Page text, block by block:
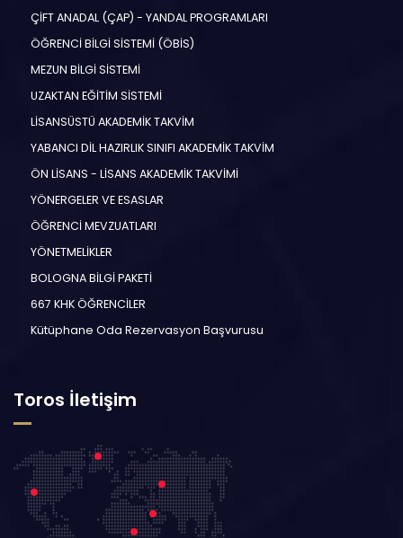
ÇİFT ANADAL (ÇAP) - YANDAL PROGRAMLARI
ÖĞRENCİ BİLGİ SİSTEMİ (ÖBİS)
MEZUN BİLGİ SİSTEMİ
UZAKTAN EĞİTİM SİSTEMİ
LİSANSÜSTÜ AKADEMİK TAKVİM
YABANCI DİL HAZIRLIK SINIFI AKADEMİK TAKVİM
ÖN LİSANS - LİSANS AKADEMİK TAKVİMİ
YÖNERGELER VE ESASLAR
ÖĞRENCİ MEVZUATLARI
YÖNETMELİKLER
BOLOGNA BİLGİ PAKETİ
667 KHK ÖĞRENCİLER
Kütüphane Oda Rezervasyon Başvurusu
Toros İletişim